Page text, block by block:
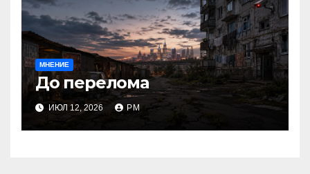
МНЕНИЕ
До перелома
ИЮЛ 12, 2026 РМ